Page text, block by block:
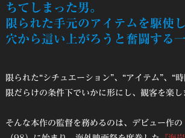
ちてしまった男。
限られた手元のアイテムを駆使
穴から這い上がろうと奮闘する
限られた“シチュエーション”、“アイテム”、“時
限だらけの条件下でいかに形にし、観客を楽し
そんな本作の監督を務めるのは、デビュー作の